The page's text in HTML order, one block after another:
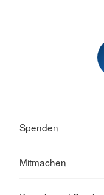
Spenden
Mitmachen